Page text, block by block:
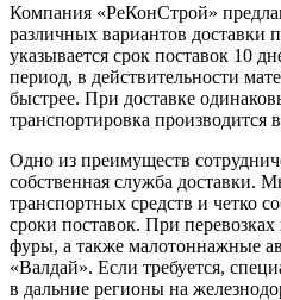
Компания «РеКонСтрой»
различных вариантов доставки
указывается срок поставок 10
период, в действительности
быстрее. При доставке
транспортировка производится
Одно из преимуществ
собственная служба доставки.
транспортных средств и четко
сроки поставок. При
фуры, а также малотоннажные
«Валдай». Если требуется,
в дальние регионы на